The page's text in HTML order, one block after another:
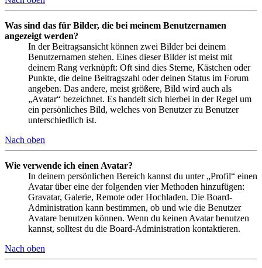
Was sind das für Bilder, die bei meinem Benutzernamen
angezeigt werden?
In der Beitragsansicht können zwei Bilder bei deinem
Benutzernamen stehen. Eines dieser Bilder ist meist mit
deinem Rang verknüpft: Oft sind dies Sterne, Kästchen oder
Punkte, die deine Beitragszahl oder deinen Status im Forum
angeben. Das andere, meist größere, Bild wird auch als
„Avatar“ bezeichnet. Es handelt sich hierbei in der Regel um
ein persönliches Bild, welches von Benutzer zu Benutzer
unterschiedlich ist.
Nach oben
Wie verwende ich einen Avatar?
In deinem persönlichen Bereich kannst du unter „Profil“ einen
Avatar über eine der folgenden vier Methoden hinzufügen:
Gravatar, Galerie, Remote oder Hochladen. Die Board-
Administration kann bestimmen, ob und wie die Benutzer
Avatare benutzen können. Wenn du keinen Avatar benutzen
kannst, solltest du die Board-Administration kontaktieren.
Nach oben